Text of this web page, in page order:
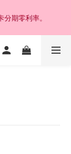
期零利率。
期零利率。
；洗澡，運動(汗
期零利率。